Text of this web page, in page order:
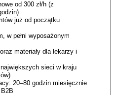
od 300 zł/h (z
już od początku
w pełni wyposażonym
materiały dla lekarzy i
sieci w kraju
20–80 godzin miesięcznie